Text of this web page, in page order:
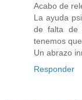
Acabo de
La ayuda
de falta de
tenemos
Un abrazo
Responder